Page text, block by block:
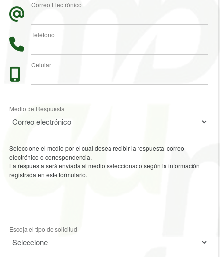
Correo Electrónico
Teléfono
Celular
Medio de Respuesta
Seleccione el medio por el cual desea recibir la respuesta: correo
electrónico o correspondencia.
La respuesta será enviada al medio seleccionado según la información
registrada en este formulario.
Escoja el tipo de solicitud